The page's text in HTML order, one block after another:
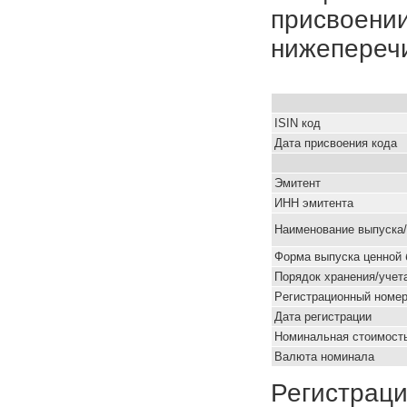
ISIN код
Дата присвоения кода
Эмитент
ИНН эмитента
Наименование
Форма выпуска ценной
Порядок хранения/
Pегистрационный номер
Дата регистрации
Номинальная
Валюта номинала